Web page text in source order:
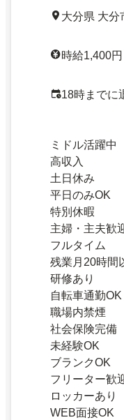
大分県 大分
時給1,400
18時までに
ミドル活躍中
高収入
土日休み
平日のみOK
特別休暇
主婦・主夫歓
フルタイム
残業月20時間
研修あり
自転車通勤OK
職場内禁煙
社会保険完備
未経験OK
ブランクOK
フリーター歓
ロッカーあり
WEB面接OK